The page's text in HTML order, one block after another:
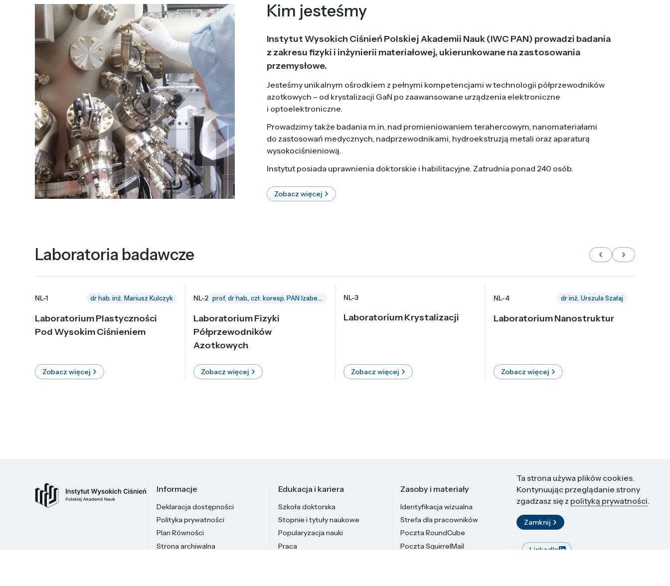
Kim jesteśmy
Instytut Wysokich Ciśnień Polskiej Akademii Nauk (IWC PAN) prowadzi badania
z zakresu fizyki i inżynierii materiałowej, ukierunkowane na zastosowania
przemysłowe.
Jesteśmy unikalnym ośrodkiem z pełnymi kompetencjami w technologii półprzewodników
azotkowych – od krystalizacji GaN po zaawansowane urządzenia elektroniczne
i optoelektroniczne.
Prowadzimy także badania m.in. nad promieniowaniem terahercowym, nanomateriałami
do zastosowań medycznych, nadprzewodnikami, hydroekstruzją metali oraz aparaturą
wysokociśnieniową.
Instytut posiada uprawnienia doktorskie i habilitacyjne. Zatrudnia ponad 240 osób.
Zobacz więcej
Laboratoria badawcze
NL-1 dr hab. inż. Mariusz Kulczyk
Laboratorium Plastyczności
Pod Wysokim Ciśnieniem
Zobacz więcej
NL-2 prof. dr hab., czł. koresp. PAN Izabella Grzegory
Laboratorium Fizyki
Półprzewodników
Azotkowych
Zobacz więcej
NL-3
Laboratorium Krystalizacji
Zobacz więcej
NL-4 dr inż. Urszula Szałaj
Laboratorium Nanostruktur
Zobacz więcej
Informacje
Deklaracja dostępności
Polityka prywatności
Plan Równości
Strona archiwalna
Edukacja i kariera
Szkoła doktorska
Stopnie i tytuły naukowe
Popularyzacja nauki
Praca
Zasoby i materiały
Identyfikacja wizualna
Strefa dla pracowników
Poczta RoundCube
Poczta SquirrelMail
Kontakt
Instytut Wysokich Ciśnień PAN
ul. Sokołowska 29/37
01-142 Warszawa
LinkedIn
Ta strona używa plików cookies.
Kontynuując przeglądanie strony
zgadzasz się z polityką prywatności.
Zamknij